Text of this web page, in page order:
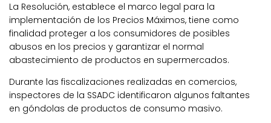
La Resolución, establece el marco legal para la
implementación de los Precios Máximos, tiene como
finalidad proteger a los consumidores de posibles
abusos en los precios y garantizar el normal
abastecimiento de productos en supermercados.
Durante las fiscalizaciones realizadas en comercios,
inspectores de la SSADC identificaron algunos faltantes
en góndolas de productos de consumo masivo.